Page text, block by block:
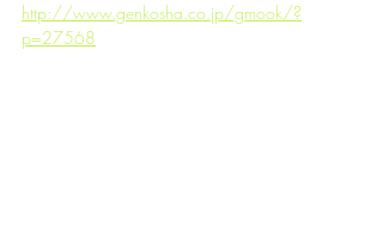
http://www.genkosha.co.jp/gmook/?
p=27568